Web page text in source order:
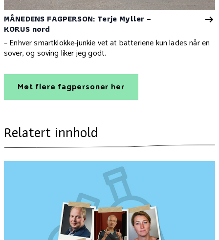
MÅNEDENS FAGPERSON: Terje Myller –
KORUS nord
– Enhver smartklokke-junkie vet at batteriene kun lades når en
sover, og soving liker jeg godt.
Møt flere fagpersoner her
Relatert innhold